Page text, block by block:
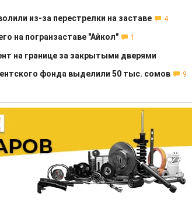
из-за перестрелки на заставе 4
на погранзаставе "Айкол" 1
на границе за закрытыми дверями
фонда выделили 50 тыс. сомов
9